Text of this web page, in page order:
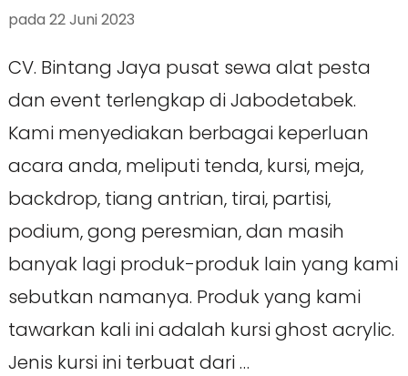
pada 22 Juni 2023
CV. Bintang Jaya pusat sewa alat pesta
dan event terlengkap di Jabodetabek.
Kami menyediakan berbagai keperluan
acara anda, meliputi tenda, kursi, meja,
backdrop, tiang antrian, tirai, partisi,
podium, gong peresmian, dan masih
banyak lagi produk-produk lain yang kami
sebutkan namanya. Produk yang kami
tawarkan kali ini adalah kursi ghost acrylic.
Jenis kursi ini terbuat dari …